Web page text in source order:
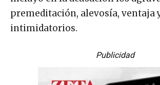
premeditación, alevosía, ventaja
intimidatorios.
Publicidad